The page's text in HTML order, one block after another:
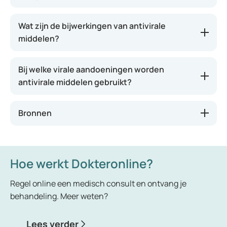
gebruikt worden om de symptomen te verminderen
Tamiflu wordt door artsen alleen voorgeschreven
mensen met hart- en longziekten. De werkzame
stof van Tamiflu, oseltamivir, behoort tot de
geneesmiddelen die voorkomen dat een virus zich
Wat zijn de bijwerkingen van antivirale
middelen?
Bij welke virale aandoeningen worden
antivirale middelen gebruikt?
Bronnen
Hoe werkt Dokteronline?
Regel online een medisch consult en ontvang je
behandeling. Meer weten?
Lees verder